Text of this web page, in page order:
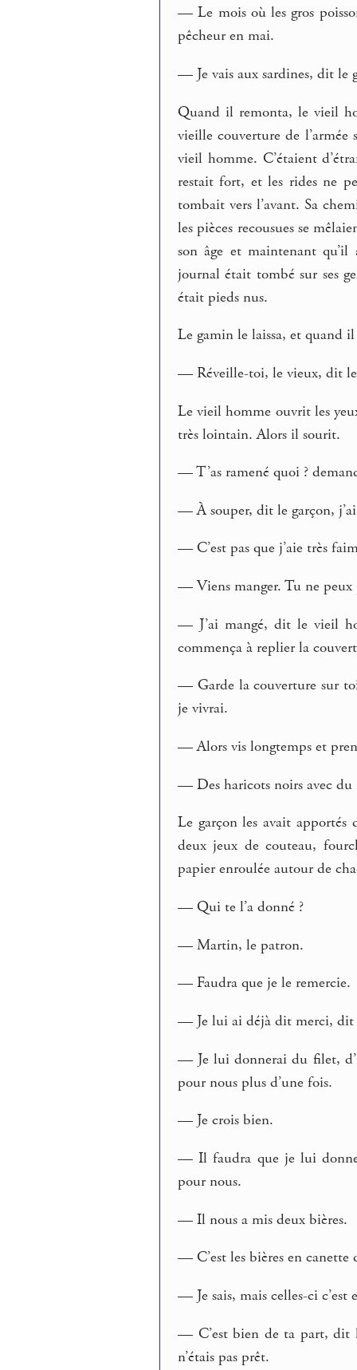
— Le mois où les gros
pêcheur en mai.
— Je vais aux sardines, dit le
Quand il remonta, le vieil
vieille couverture de l’armée
vieil homme. C’étaient
restait fort, et les rides ne
tombait vers l’avant. Sa
les pièces recousues se
son âge et maintenant
journal était tombé sur ses
était pieds nus.
Le gamin le laissa, et quand
— Réveille-toi, le vieux, dit le
Le vieil homme ouvrit les
très lointain. Alors il sourit.
— T’as ramené quoi ?
— À souper, dit le garçon,
— C’est pas que j’aie très
— Viens manger. Tu ne peux
— J’ai mangé, dit le vieil
commença à replier la
— Garde la couverture sur
je vivrai.
— Alors vis longtemps et
— Des haricots noirs avec du
Le garçon les avait apportés
deux jeux de couteau,
papier enroulée autour de
— Qui te l’a donné ?
— Martin, le patron.
— Faudra que je le remercie.
— Je lui ai déjà dit merci, dit
— Je lui donnerai du filet,
pour nous plus d’une fois.
— Je crois bien.
— Il faudra que je lui donne
pour nous.
— Il nous a mis deux bières.
— C’est les bières en canette
— Je sais, mais celles-ci
— C’est bien de ta part, dit
n’étais pas prêt.